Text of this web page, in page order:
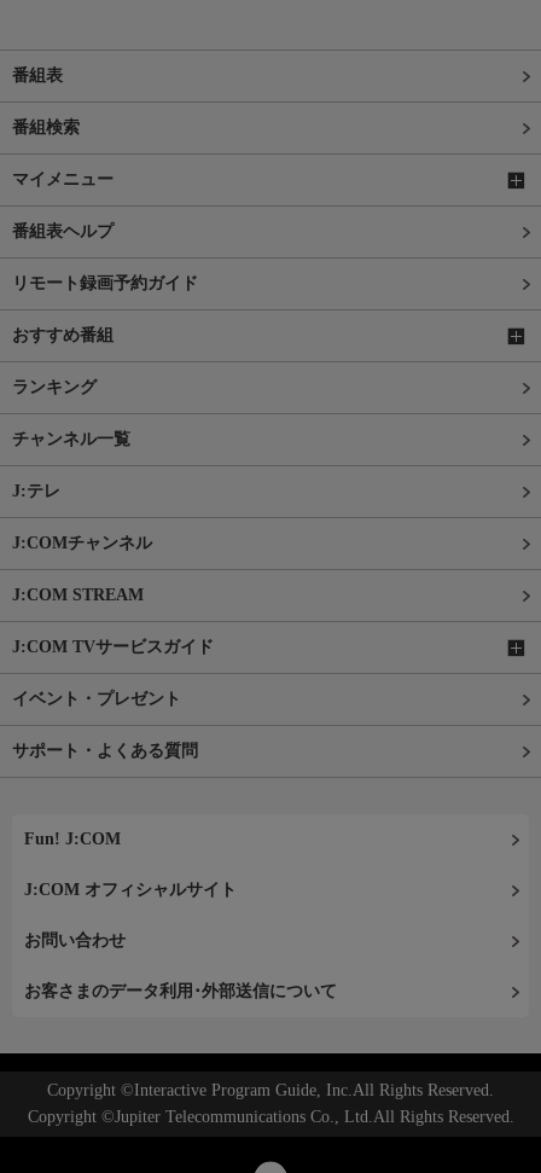
番組表
番組検索
マイメニュー
番組表ヘルプ
リモート録画予約ガイド
おすすめ番組
ランキング
チャンネル一覧
J:テレ
J:COMチャンネル
J:COM STREAM
J:COM TVサービスガイド
イベント・プレゼント
サポート・よくある質問
Fun! J:COM
J:COM オフィシャルサイト
お問い合わせ
お客さまのデータ利用･外部送信について
Copyright ©Interactive Program Guide, Inc.All Rights Reserved.
Copyright ©Jupiter Telecommunications Co., Ltd.All Rights Reserved.